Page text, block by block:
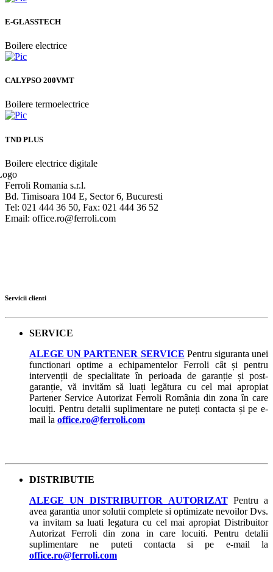
E-GLASSTECH
Boilere electrice
CALYPSO 200VMT
Boilere termoelectrice
TND PLUS
Boilere electrice digitale
Ferroli Romania s.r.l.
Bd. Timisoara 104 E, Sector 6, Bucuresti
Tel: 021 444 36 50, Fax: 021 444 36 52
Email: office.ro@ferroli.com
Servicii clienti
SERVICE
ALEGE UN PARTENER SERVICE Pentru siguranta unei
functionari optime a echipamentelor Ferroli cât și pentru
intervenții de specialitate în perioada de garanție și post-
garanție, vă invităm să luați legătura cu cel mai apropiat
Partener Service Autorizat Ferroli România din zona în care
locuiți. Pentru detalii suplimentare ne puteți contacta și pe e-
mail la office.ro@ferroli.com
DISTRIBUTIE
ALEGE UN DISTRIBUITOR AUTORIZAT Pentru a
avea garantia unor solutii complete si optimizate nevoilor Dvs.
va invitam sa luati legatura cu cel mai apropiat Distribuitor
Autorizat Ferroli din zona in care locuiti. Pentru detalii
suplimentare ne puteti contacta si pe e-mail la
office.ro@ferroli.com